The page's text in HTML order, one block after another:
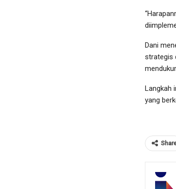
Dani
strategis
Langkah
yang